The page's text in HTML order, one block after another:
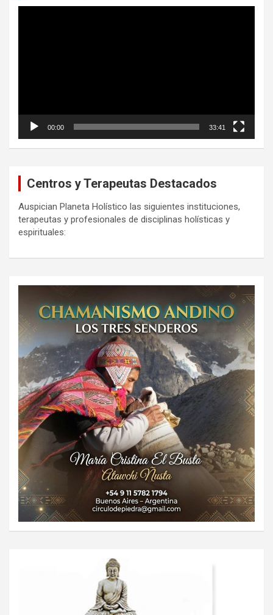
00:00 33:41
Centros y Terapeutas Destacados
Auspician Planeta Holístico las siguientes instituciones,
terapeutas y profesionales de disciplinas holísticas y
espirituales: